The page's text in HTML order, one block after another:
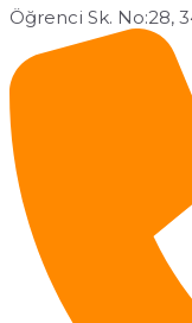
Öğrenci Sk. No:28,